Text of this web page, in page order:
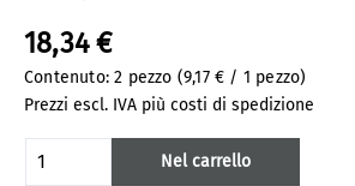
18,34 €
Contenuto:2 pezzo (9,17 € / 1 pezzo)
Prezzi escl. IVA più costi di spedizione
Quantità del prodotto:
Nel carrello